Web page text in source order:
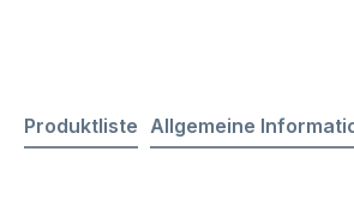
Produktliste Allgemeine